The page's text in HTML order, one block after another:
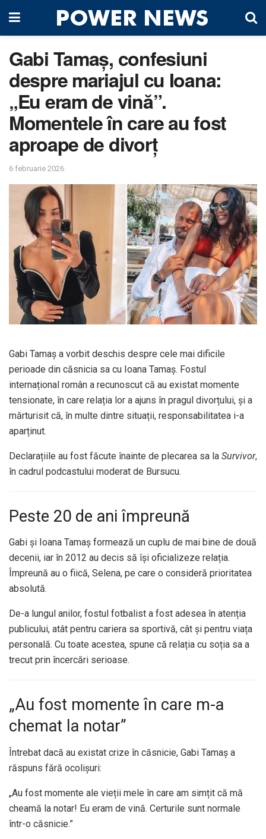
Gabi Tamaș, confesiuni
despre mariajul cu Ioana:
„Eu eram de vină”.
Momentele în care au fost
aproape de divorț
6 februarie 2026
Gabi Tamaș a vorbit deschis despre cele mai dificile
perioade din căsnicia sa cu Ioana Tamaș. Fostul
internațional român a recunoscut că au existat momente
tensionate, în care relația lor a ajuns în pragul divorțului, și a
mărturisit că, în multe dintre situații, responsabilitatea i-a
aparținut.
Declarațiile au fost făcute înainte de plecarea sa la Survivor,
în cadrul podcastului moderat de Bursucu.
Peste 20 de ani împreună
Gabi și Ioana Tamaș formează un cuplu de mai bine de două
decenii, iar în 2012 au decis să își oficializeze relația.
Împreună au o fiică, Selena, pe care o consideră prioritatea
absolută.
De-a lungul anilor, fostul fotbalist a fost adesea în atenția
publicului, atât pentru cariera sa sportivă, cât și pentru viața
personală. Cu toate acestea, spune că relația cu soția sa a
trecut prin încercări serioase.
„Au fost momente în care m-a
chemat la notar”
Întrebat dacă au existat crize în căsnicie, Gabi Tamaș a
răspuns fără ocolișuri:
„Au fost momente ale vieții mele în care am simțit că mă
cheamă la notar! Eu eram de vină. Certurile sunt normale
într-o căsnicie.”